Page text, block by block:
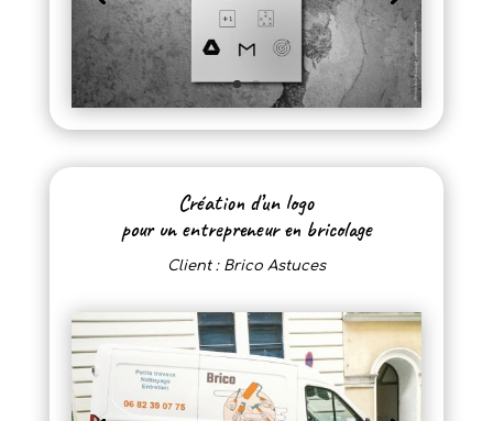
Création d’un logo
pour un entrepreneur en bricolage
Client : Brico Astuces